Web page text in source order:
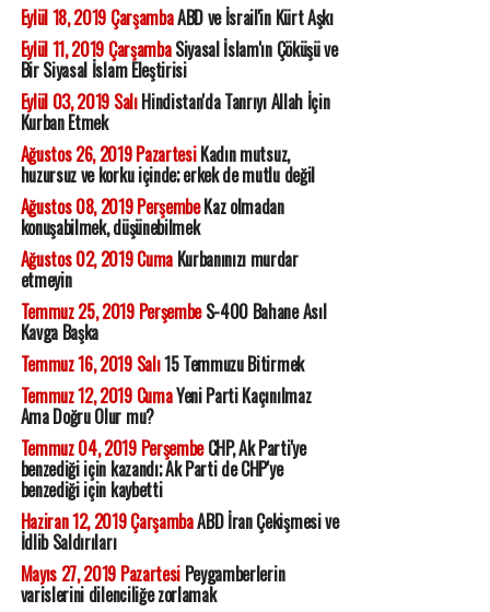
Eylül 18, 2019 ÇarşambaABD ve İsrail'in Kürt Aşkı
Eylül 11, 2019 ÇarşambaSiyasal İslam'ın Çöküşü ve
Bir Siyasal İslam Eleştirisi
Eylül 03, 2019 SalıHindistan'da Tanrıyı Allah İçin
Kurban Etmek
Ağustos 26, 2019 PazartesiKadın mutsuz,
huzursuz ve korku içinde; erkek de mutlu değil
Ağustos 08, 2019 PerşembeKaz olmadan
konuşabilmek, düşünebilmek
Ağustos 02, 2019 CumaKurbanınızı murdar
etmeyin
Temmuz 25, 2019 PerşembeS-400 Bahane Asıl
Kavga Başka
Temmuz 16, 2019 Salı15 Temmuzu Bitirmek
Temmuz 12, 2019 CumaYeni Parti Kaçınılmaz
Ama Doğru Olur mu?
Temmuz 04, 2019 PerşembeCHP, Ak Parti'ye
benzediği için kazandı; Ak Parti de CHP'ye
benzediği için kaybetti
Haziran 12, 2019 ÇarşambaABD İran Çekişmesi ve
İdlib Saldırıları
Mayıs 27, 2019 PazartesiPeygamberlerin
varislerini dilenciliğe zorlamak